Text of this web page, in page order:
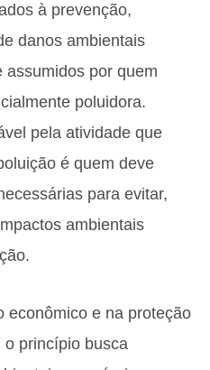
à prevenção,
danos ambientais
assumidos por quem
poluidora.
pela atividade que
é quem deve
para evitar,
ambientais
econômico e na proteção
o princípio busca